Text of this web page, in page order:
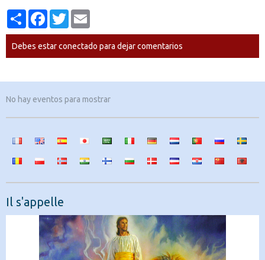
PartagerFacebook
Twitter
Debes estar conectado para dejar comentarios
No hay eventos para mostrar
Il s'appelle